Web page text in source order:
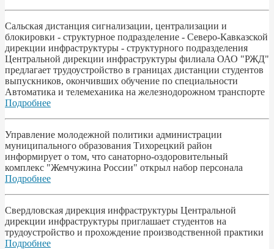
Сальская дистанция сигнализации, централизации и
блокировки - структурное подразделение - Северо-Кавказской
дирекции инфраструктуры - структурного подразделения
Центральной дирекции инфраструктуры филиала ОАО "РЖД"
предлагает трудоустройство в границах дистанции студентов
выпускников, окончивших обучение по специальности
Автоматика и телемеханика на железнодорожном транспорте
Подробнее
Управление молодежной политики администрации
муниципального образования Тихорецкий район
информирует о том, что санаторно-оздоровительный
комплекс "Жемчужина России" открыл набор персонала
Подробнее
Свердловская дирекция инфраструктуры Центральной
дирекции инфраструктуры приглашает студентов на
трудоустройство и прохождение производственной практики
Подробнее